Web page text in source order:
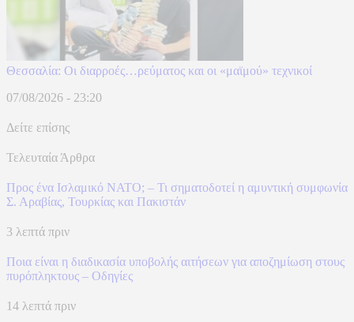
Θεσσαλία: Οι διαρροές…ρεύματος και οι «μαϊμού» τεχνικοί
07/08/2026 - 23:20
Δείτε επίσης
Τελευταία Άρθρα
Προς ένα Ισλαμικό ΝΑΤΟ; – Τι σηματοδοτεί η αμυντική συμφωνία
Σ. Αραβίας, Τουρκίας και Πακιστάν
3 λεπτά πριν
Ποια είναι η διαδικασία υποβολής αιτήσεων για αποζημίωση στους
πυρόπληκτους – Οδηγίες
14 λεπτά πριν